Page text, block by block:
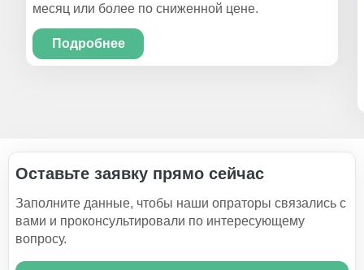
месяц или более по сниженной цене.
Подробнее
Оставьте заявку прямо сейчас
Заполните данные, чтобы наши опраторы связались с
вами и проконсультировали по интересующему
вопросу.